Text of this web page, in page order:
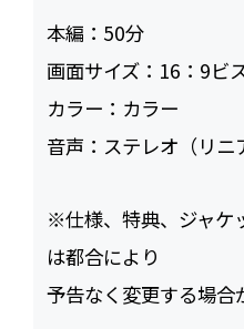
本編： 50
画面サイズ： 16：9ビ
カラー： カラー
音声： ステレオ（リニ
※仕様、特典、ジャケ
は都合により
予告なく変更する場合